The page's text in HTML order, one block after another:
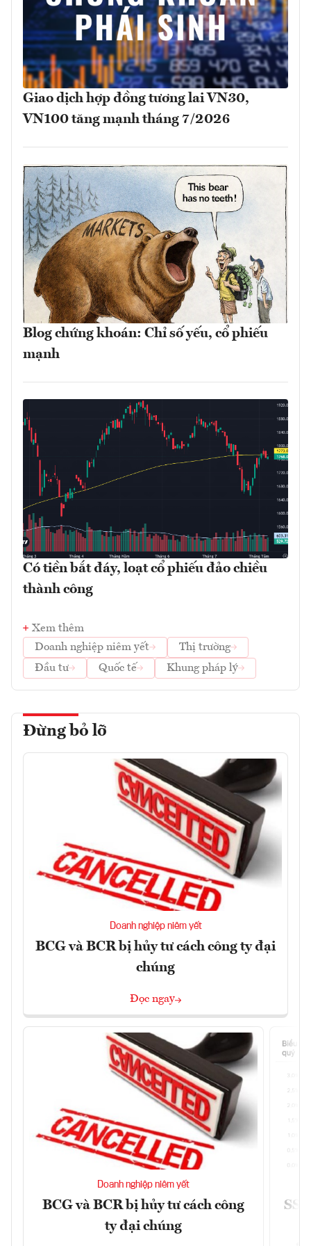
Giao dịch hợp đồng tương lai VN30,
VN100 tăng mạnh tháng 7/2026
Blog chứng khoán: Chỉ số yếu, cổ phiếu
mạnh
Có tiền bắt đáy, loạt cổ phiếu đảo chiều
thành công
Xem thêm
Doanh nghiệp niêm yết
Thị trường
Đầu tư
Quốc tế Khung pháp lý
Đừng bỏ lỡ
Doanh nghiệp niêm yết
BCG và BCR bị hủy tư cách công ty đại
chúng
Đọc ngay
Doanh nghiệp niêm yết
BCG và BCR bị hủy tư cách công
ty đại chúng
SSI